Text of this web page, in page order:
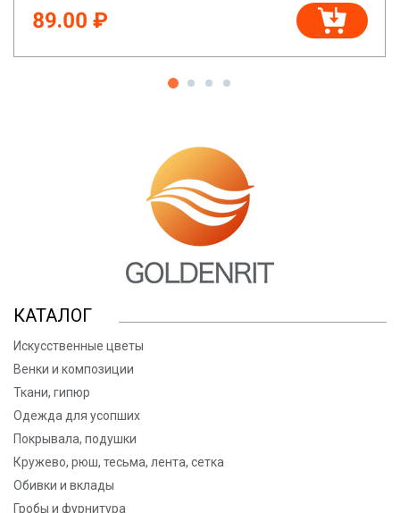
89.00 ₽
КАТАЛОГ
Искусственные цветы
Венки и композиции
Ткани, гипюр
Одежда для усопших
Покрывала, подушки
Кружево, рюш, тесьма, лента, сетка
Обивки и вклады
Гробы и фурнитура